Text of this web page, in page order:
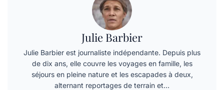
Julie Barbier
Julie Barbier est journaliste indépendante. Depuis plus
de dix ans, elle couvre les voyages en famille, les
séjours en pleine nature et les escapades à deux,
alternant reportages de terrain et…